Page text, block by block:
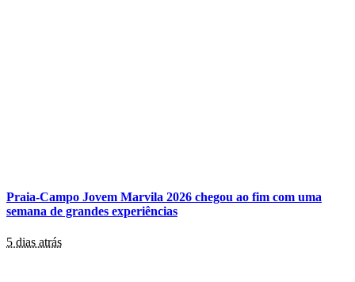
Praia-Campo Jovem Marvila 2026 chegou ao fim com uma
semana de grandes experiências
5 dias atrás